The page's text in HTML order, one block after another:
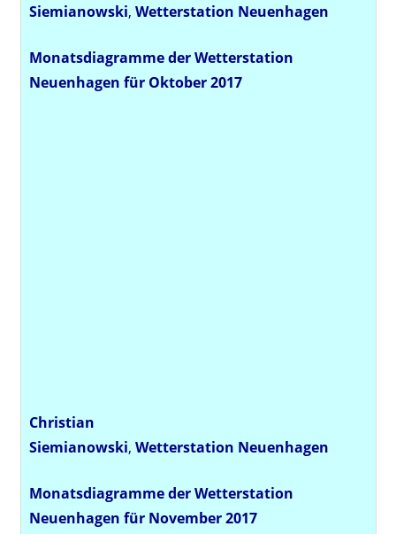
Siemianowski,Wetterstation Neuenhagen
Monatsdiagramme der Wetterstation
Neuenhagen für Oktober 2017
Christian
Siemianowski,Wetterstation Neuenhagen
Monatsdiagramme der Wetterstation
Neuenhagen für November 2017